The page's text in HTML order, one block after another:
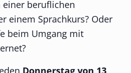
einer beruflichen
einem Sprachkurs? Oder
beim Umgang mit
Donnerstag von 13